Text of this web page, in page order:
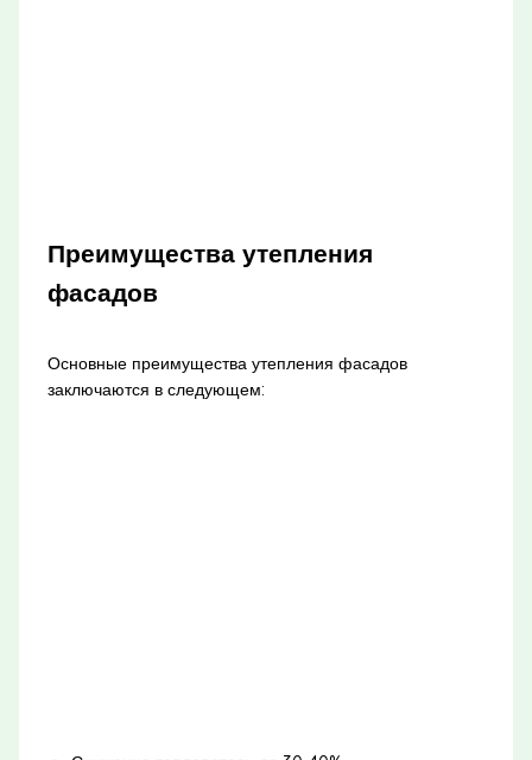
Преимущества утепления
фасадов
Основные преимущества утепления фасадов
заключаются в следующем: